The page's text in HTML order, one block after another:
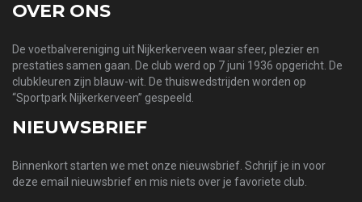
OVER ONS
De voetbalvereniging uit Nijkerkerveen waar sfeer, plezier en
prestaties samen gaan. De club werd op 7 juni 1936 opgericht. De
clubkleuren zijn blauw-wit. De thuiswedstrijden worden op
“Sportpark Nijkerkerveen” gespeeld.
NIEUWSBRIEF
Binnenkort starten we met onze nieuwsbrief. Schrijf je in voor
deze email nieuwsbrief en mis niets over je favoriete club.